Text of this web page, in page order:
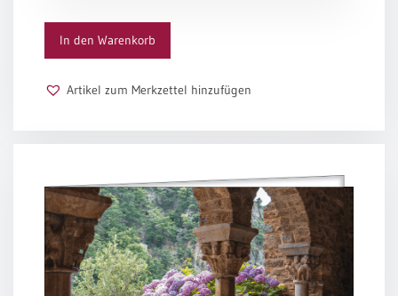
In den Warenkorb
Artikel zum Merkzettel hinzufügen